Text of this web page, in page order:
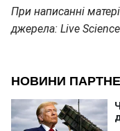
При написанні
джерела: Live